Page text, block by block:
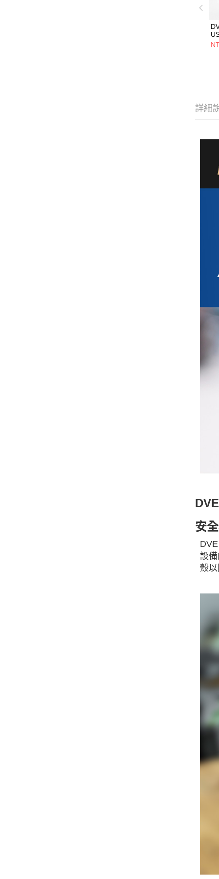
詳細
安
設
殼